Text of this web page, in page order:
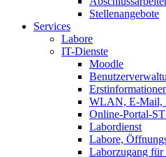
Stellenangebote
Services
Labore
IT-Dienste
Moodle
WLAN, E-Mail,
Online-Portal-
Labordienst
Labore,
Laborzugang für